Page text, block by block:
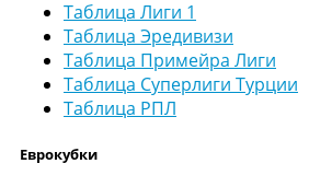
Таблица Лиги 1
Таблица Эредивизи
Таблица Примейра Лиги
Таблица Суперлиги Турции
Таблица РПЛ
Еврокубки